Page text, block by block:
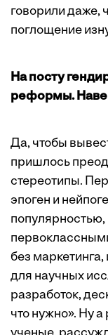
говорили даже,
поглощение
На посту
реформы.
Да, чтобы
пришлось
стереотипы.
эпоген и
популярностью,
без
для научных
разработок,
что нужно». Ну